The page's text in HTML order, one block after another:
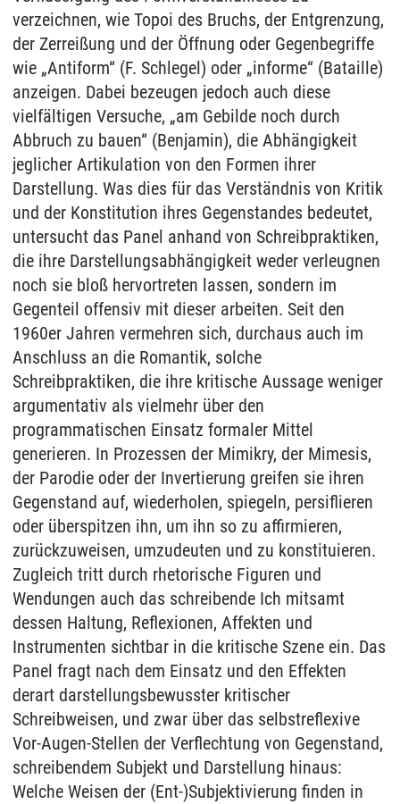
verzeichnen, wie Topoi des Bruchs, der Entgrenzung,
der Zerreißung und der Öffnung oder Gegenbegriffe
wie „Antiform“ (F. Schlegel) oder „informe“ (Bataille)
anzeigen. Dabei bezeugen jedoch auch diese
vielfältigen Versuche, „am Gebilde noch durch
Abbruch zu bauen“ (Benjamin), die Abhängigkeit
jeglicher Artikulation von den Formen ihrer
Darstellung. Was dies für das Verständnis von Kritik
und der Konstitution ihres Gegenstandes bedeutet,
untersucht das Panel anhand von Schreibpraktiken,
die ihre Darstellungsabhängigkeit weder verleugnen
noch sie bloß hervortreten lassen, sondern im
Gegenteil offensiv mit dieser arbeiten. Seit den
1960er Jahren vermehren sich, durchaus auch im
Anschluss an die Romantik, solche
Schreibpraktiken, die ihre kritische Aussage weniger
argumentativ als vielmehr über den
programmatischen Einsatz formaler Mittel
generieren. In Prozessen der Mimikry, der Mimesis,
der Parodie oder der Invertierung greifen sie ihren
Gegenstand auf, wiederholen, spiegeln, persiflieren
oder überspitzen ihn, um ihn so zu affirmieren,
zurückzuweisen, umzudeuten und zu konstituieren.
Zugleich tritt durch rhetorische Figuren und
Wendungen auch das schreibende Ich mitsamt
dessen Haltung, Reflexionen, Affekten und
Instrumenten sichtbar in die kritische Szene ein. Das
Panel fragt nach dem Einsatz und den Effekten
derart darstellungsbewusster kritischer
Schreibweisen, und zwar über das selbstreflexive
Vor-Augen-Stellen der Verflechtung von Gegenstand,
schreibendem Subjekt und Darstellung hinaus:
Welche Weisen der (Ent-)Subjektivierung finden in